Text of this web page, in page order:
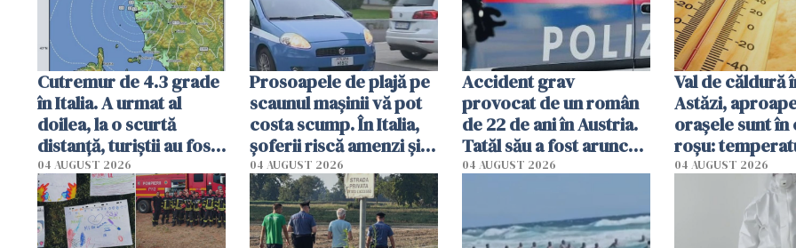
Cutremur de 4.3 grade
în Italia. A urmat al
doilea, la o scurtă
distanță, turiștii au fost
evacuați din turnul din
Pisa
04 AUGUST 2026
Prosoapele de plajă pe
scaunul mașinii vă pot
costa scump. În Italia,
șoferii riscă amenzi și
despăgubiri mai mici în
caz de accident
04 AUGUST 2026
Accident grav
provocat de un român
de 22 de ani în Austria.
Tatăl său a fost aruncat
din mașină și a murit pe
04 AUGUST 2026
Val de căldură
Astăzi,
orașele sunt în
roșu:
40 de grade
04 AUGUST 2026